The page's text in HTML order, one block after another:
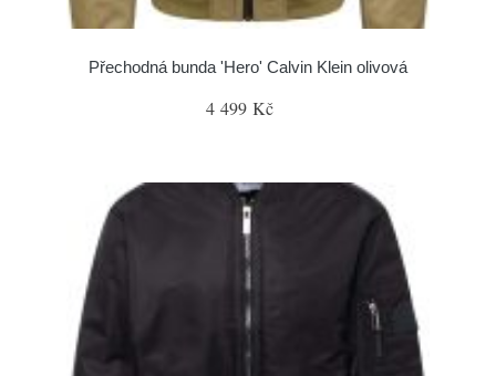
Přechodná bunda 'Hero' Calvin Klein olivová
4 499 Kč